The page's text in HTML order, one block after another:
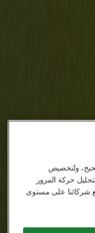
التي
نوع من
ولتخصيص
حركة المرور
شركائنا على مستوى